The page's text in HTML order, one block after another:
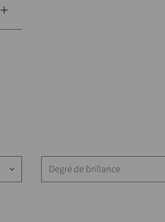
keyboard_arrow_down Degré de brillance